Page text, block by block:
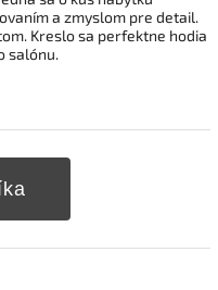
a zmyslom pre detail.
Kreslo sa perfektne hodia
salónu.